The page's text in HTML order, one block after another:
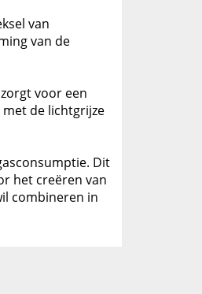
van
van de
voor een
de lichtgrijze
Dit
het creëren van
combineren in